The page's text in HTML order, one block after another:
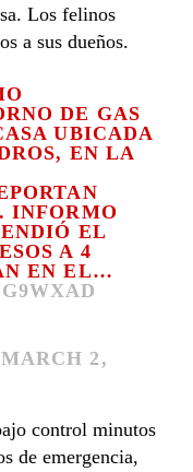
Los felinos
a sus dueños.
DE GAS
UBICADA
EN LA
INFORMO
EL
A 4
EN EL…
MARCH 2,
control minutos
de emergencia,